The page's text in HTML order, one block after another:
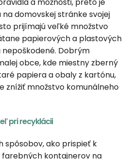
domovskej stránke svojej
prijímajú veľké množstvo
papierových a plastových
Dobrým
obce, kde miestny zberný
papiera a obaly z kartónu,
znížiť množstvo komunálneho
pri recyklácii
spôsobov, ako prispieť k
farebných kontajnerov na